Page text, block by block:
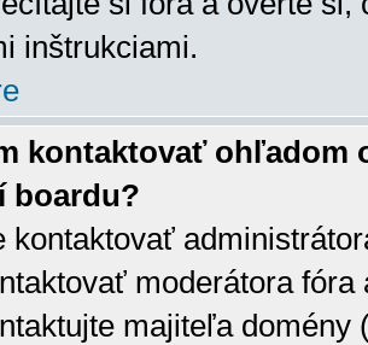
inštrukciami.
kontaktovať ohľadom
boardu?
kontaktovať
moderátora
majiteľa